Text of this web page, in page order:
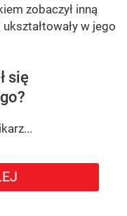
zobaczył inną
w jego
się